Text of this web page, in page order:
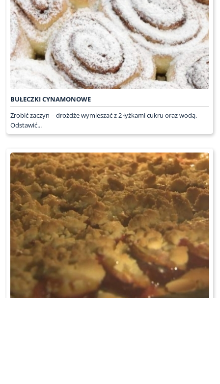
BUŁECZKI CYNAMONOWE
Zrobić zaczyn – drożdże wymieszać z 2 łyżkami cukru oraz wodą.
Odstawić...